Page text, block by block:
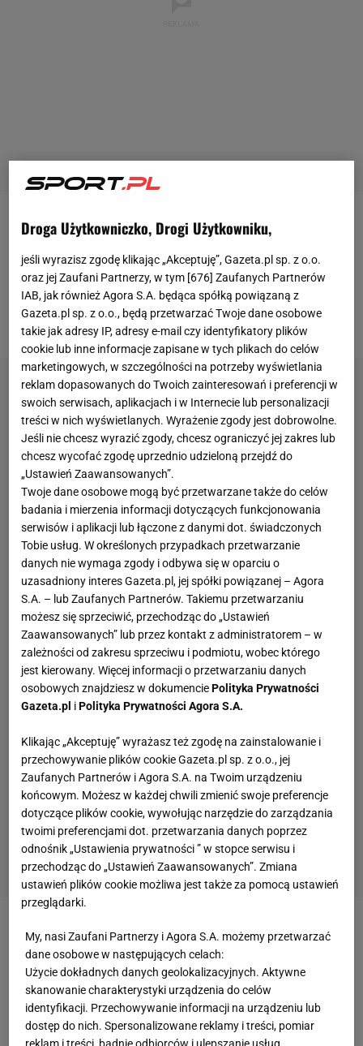
Hubert Hurkacz (20. ATP) po udanym starcie w
turnieju ATP 500 w Rotterdamie zagra w zawodach
ATP 250 w Marsylii. Tam jest rozstawiony z
numerem czwartym, przez co do gry przystępuje
dopiero od drugiej rundy.
Zobacz wideoCo z tym Superpucharem Polski?
"Robimy z siebie kretynów. Nikt tego nie szanuje"
Hubert Hurkacz w pierwszym meczu w Marsylii
zagra z Zhizhenem Zhangiem
Droga Użytkowniczko, Drogi Użytkowniku,
jeśli wyrazisz zgodę klikając „Akceptuję”, Gazeta.pl sp. z o.o.
oraz jej Zaufani Partnerzy, w tym [676] Zaufanych Partnerów
IAB, jak również Agora S.A. będąca spółką powiązaną z
Gazeta.pl sp. z o.o., będą przetwarzać Twoje dane osobowe
takie jak adresy IP, adresy e-mail czy identyfikatory plików
cookie lub inne informacje zapisane w tych plikach do celów
marketingowych, w szczególności na potrzeby wyświetlania
reklam dopasowanych do Twoich zainteresowań i preferencji w
swoich serwisach, aplikacjach i w Internecie lub personalizacji
treści w nich wyświetlanych. Wyrażenie zgody jest dobrowolne.
Jeśli nie chcesz wyrazić zgody, chcesz ograniczyć jej zakres lub
chcesz wycofać zgodę uprzednio udzieloną przejdź do
„Ustawień Zaawansowanych”.
Twoje dane osobowe mogą być przetwarzane także do celów
badania i mierzenia informacji dotyczących funkcjonowania
serwisów i aplikacji lub łączone z danymi dot. świadczonych
Tobie usług. W określonych przypadkach przetwarzanie
danych nie wymaga zgody i odbywa się w oparciu o
uzasadniony interes Gazeta.pl, jej spółki powiązanej – Agora
S.A. – lub Zaufanych Partnerów. Takiemu przetwarzaniu
możesz się sprzeciwić, przechodząc do „Ustawień
Zaawansowanych” lub przez kontakt z administratorem – w
zależności od zakresu sprzeciwu i podmiotu, wobec którego
jest kierowany. Więcej informacji o przetwarzaniu danych
osobowych znajdziesz w dokumenciePolityka Prywatności
Gazeta.pl iPolityka Prywatności Agora S.A.
Klikając „Akceptuję” wyrażasz też zgodę na zainstalowanie i
przechowywanie plików cookie Gazeta.pl sp. z o.o., jej
Zaufanych Partnerów i Agora S.A. na Twoim urządzeniu
końcowym. Możesz w każdej chwili zmienić swoje preferencje
dotyczące plików cookie, wywołując narzędzie do zarządzania
twoimi preferencjami dot. przetwarzania danych poprzez
odnośnik „Ustawienia prywatności ” w stopce serwisu i
przechodząc do „Ustawień Zaawansowanych”. Zmiana
ustawień plików cookie możliwa jest także za pomocą ustawień
przeglądarki.
My, nasi Zaufani Partnerzy i Agora S.A. możemy przetwarzać
dane osobowe w następujących celach:
Użycie dokładnych danych geolokalizacyjnych. Aktywne
skanowanie charakterystyki urządzenia do celów
identyfikacji. Przechowywanie informacji na urządzeniu lub
dostęp do nich. Spersonalizowane reklamy i treści, pomiar